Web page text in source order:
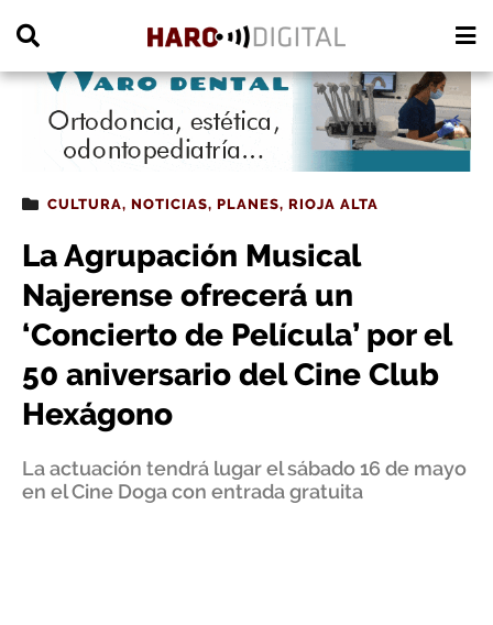
CULTURA, NOTICIAS, PLANES, RIOJA ALTA
La Agrupación Musical
Najerense ofrecerá un
‘Concierto de Película’ por el
50 aniversario del Cine Club
Hexágono
La actuación tendrá lugar el sábado 16 de mayo
en el Cine Doga con entrada gratuita